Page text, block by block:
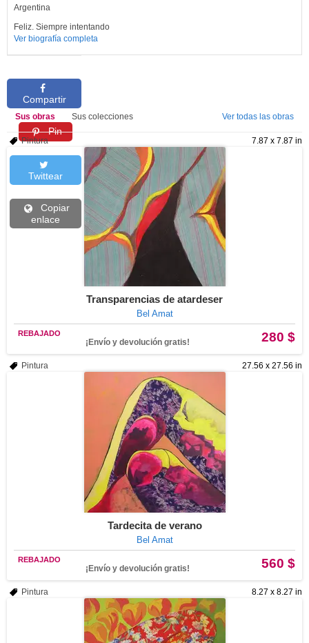
Argentina
Feliz. Siempre intentando
Ver biografía completa
Compartir
Pin
Twittear
Copiar
enlace
Sus obras Sus colecciones Ver todas las obras
7.87 x 7.87 in
Pintura
Transparencias de atardeser
Bel Amat
280 $
REBAJADO
¡Envío y devolución gratis!
27.56 x 27.56 in
Pintura
Tardecita de verano
Bel Amat
560 $
REBAJADO
¡Envío y devolución gratis!
8.27 x 8.27 in
Pintura